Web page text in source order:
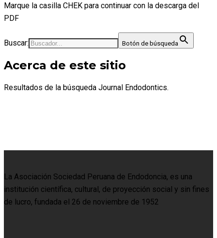
Marque la casilla CHEK para continuar con la descarga del
PDF
Buscar: Botón de búsqueda
Acerca de este sitio
Resultados de la búsqueda Journal Endodontics.
La Asociación Sociedad Peruana de Endodoncia, es una
institución científica, cultural, de proyección social y sin fines
de lucro, fundada el 26 de noviembre de 1952